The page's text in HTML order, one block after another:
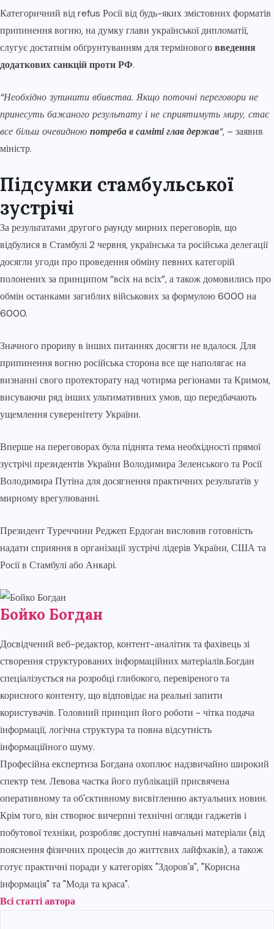
Категоричний від refus Росії від будь-яких змістовних форматів
припинення вогню, на думку глави української дипломатії,
слугує достатнім обґрунтуванням для терміновоговведення
додаткових санкцій проти РФ.
“Необхідно зупинити вбивства. Якщо поточні переговори не
принесуть бажаного результату і не сприятимуть миру, стає
все більш очевидною потреба в саміті глав держав“, – заявив
міністр.
Підсумки стамбульської
зустрічі
За результатами другого раунду мирних переговорів, що
відбулися в Стамбулі 2 червня, українська та російська делегації
досягли угоди про проведення обміну певних категорій
полонених за принципом “всіх на всіх”, а також домовились про
обмін останками загиблих військових за формулою 6000 на
6000.
Значного прориву в інших питаннях досягти не вдалося. Для
припинення вогню російська сторона все ще наполягає на
визнанні свого протекторату над чотирма регіонами та Кримом,
висуваючи ряд інших ультимативних умов, що передбачають
ущемлення суверенітету України.
Вперше на переговорах була піднята тема необхідності прямої
зустрічі президентів України Володимира Зеленського та Росії
Володимира Путіна для досягнення практичних результатів у
мирному врегулюванні.
Президент Туреччини Реджеп Ердоган висловив готовність
надати сприяння в організації зустрічі лідерів України, США та
Росії в Стамбулі або Анкарі.
Бойко Богдан
Досвідчений веб-редактор, контент-аналітик та фахівець зі
створення структурованих інформаційних матеріалів.Богдан
спеціалізується на розробці глибокого, перевіреного та
корисного контенту, що відповідає на реальні запити
користувачів. Головний принцип його роботи - чітка подача
інформації, логічна структура та повна відсутність
інформаційного шуму.
Професійна експертиза Богдана охоплює надзвичайно широкий
спектр тем. Левова частка його публікацій присвячена
оперативному та об'єктивному висвітленню актуальних новин.
Крім того, він створює вичерпні технічні огляди гаджетів і
побутової техніки, розробляє доступні навчальні матеріали (від
пояснення фізичних процесів до життєвих лайфхаків), а також
готує практичні поради у категоріях "Здоров'я", "Корисна
інформація" та "Мода та краса".
Всі статті автора